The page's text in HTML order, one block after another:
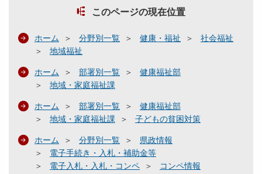
このページの現在位置
ホーム 分野別一覧 健康・福祉
社会福祉
地域福祉
ホーム 部署別一覧
健康福祉部
地域・家庭福祉課
ホーム 部署別一覧
健康福祉部
地域・家庭福祉課
子どもの貧困対策
ホーム 分野別一覧
県政情報
電子手続き・入札・補助金等
電子入札・入札・コンペ
コンペ情報